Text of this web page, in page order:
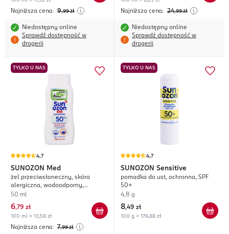
Najniższa cena: 9,99 zł
Niedostępny online
Sprawdź dostępność w
drogerii
Najniższa cena: 24,99 zł
Niedostępny online
Sprawdź dostępność w
drogerii
TYLKO U NAS
4,7
SUNOZON Med
żel przeciwsłoneczny, skóra
alergiczna, wodoodporny,
UVA+UVB, SPF 50
50 ml
6,79 zł
100 ml = 13,58 zł
Najniższa cena: 7,99 zł
TYLKO U NAS
4,7
SUNOZON Sensitive
pomadka do ust, ochronna, SPF
50+
4,8 g
8,49 zł
100 g = 176,88 zł